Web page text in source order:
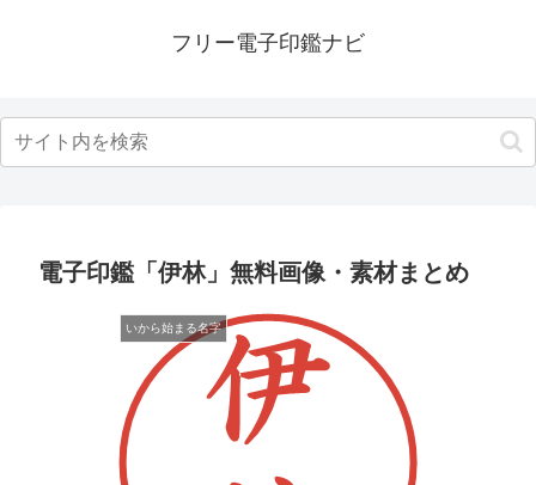
フリー電子印鑑ナビ
電子印鑑「伊林」無料画像・素材まとめ
いから始まる名字